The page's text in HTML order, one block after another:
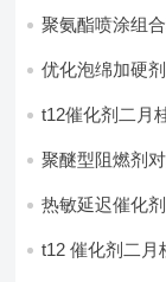
聚氨酯喷涂组
优化泡绵加硬
t12催化剂二月
聚醚型阻燃剂
热敏延迟催化
t12 催化剂二月